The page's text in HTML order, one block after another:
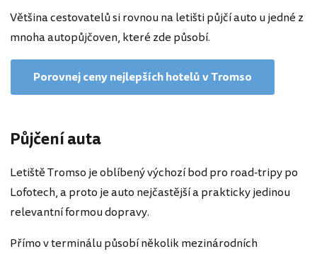
Většina cestovatelů si rovnou na letišti půjčí auto u jedné z
mnoha autopůjčoven, které zde působí.
Porovnej ceny nejlepších hotelů v Tromso
Půjčení auta
Letiště Tromso je oblíbený výchozí bod pro road-tripy po
Lofotech, a proto je auto nejčastější a prakticky jedinou
relevantní formou dopravy.
Přímo v terminálu působí několik mezinárodních